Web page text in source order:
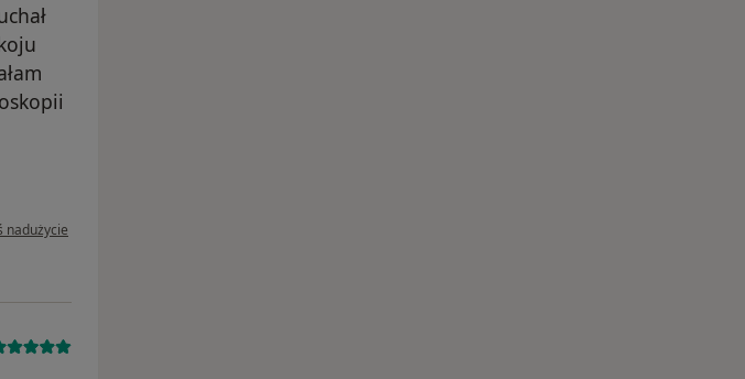
użytkownika K.
nadużycie